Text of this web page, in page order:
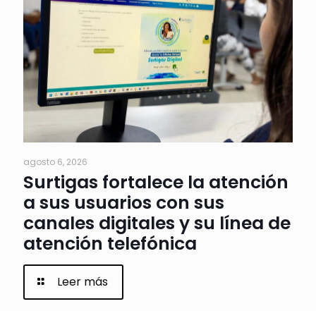
agosto 6, 2026
Surtigas fortalece la atención
a sus usuarios con sus
canales digitales y su línea de
atención telefónica
Leer más